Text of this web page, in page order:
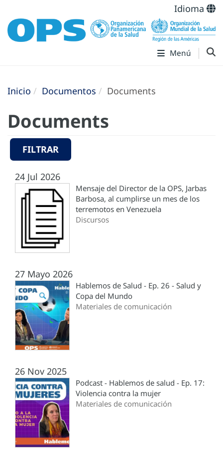
Idioma
Menú
Inicio Documentos Documents
Documents
FILTRAR
24 Jul 2026
Mensaje del Director de la OPS, Jarbas
Barbosa, al cumplirse un mes de los
terremotos en Venezuela
Discursos
27 Mayo 2026
Hablemos de Salud - Ep. 26 - Salud y
Copa del Mundo
Materiales de comunicación
26 Nov 2025
Podcast - Hablemos de salud - Ep. 17:
Violencia contra la mujer
Materiales de comunicación